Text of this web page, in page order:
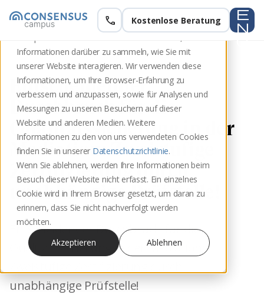
Diese Website speichert Cookies auf Ihrem
Informationen darüber zu sammeln, wie Sie mit
unserer Website interagieren. Wir verwenden diese
Informationen, um Ihre Browser-Erfahrung zu
verbessern und anzupassen, sowie für Analysen und
Messungen zu unseren Besuchern auf dieser
Website und anderen Medien. Weitere
Informationen zu den von uns verwendeten Cookies
finden Sie in unserer Datenschutzrichtlinie.
Wenn Sie ablehnen, werden Ihre Informationen beim
Besuch dieser Website nicht erfasst. Ein einzelnes
Cookie wird in Ihrem Browser gesetzt, um daran zu
erinnern, dass Sie nicht nachverfolgt werden
möchten.
Akzeptieren
Ablehnen
call Kostenlose Beratung
e
n
Entscheidender
Durchbruch für die
Qualitätssicherung in der
Mediation: Zweistufige
Zertifizierung durch
unabhängige Prüfstelle!
Entscheidender Durchbruch für die
Qualitätssicherung in der Mediation:
unabhängige Prüfstelle!